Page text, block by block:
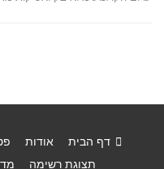
דף הבית אודות
תצוגת רשימה